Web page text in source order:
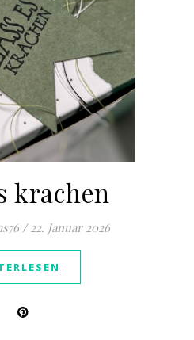
krachen
/ 22. Januar 2026